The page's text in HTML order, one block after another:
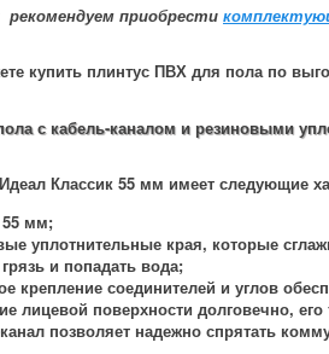
приобрести
купить плинтус ПВХ для пола по
с кабель-каналом и резиновыми
Классик 55 мм имеет следующие
55 мм;
уплотнительные края, которые
и попадать вода;
крепление соединителей и углов
лицевой поверхности долговечно,
позволяет надежно спрятать